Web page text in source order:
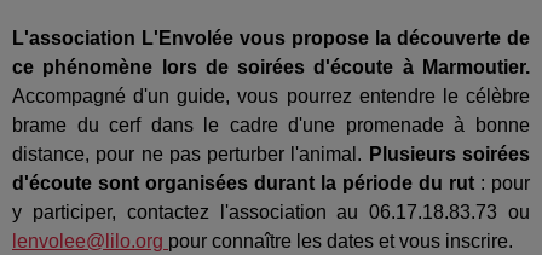
L'association L'Envolée vous propose la découverte de
ce phénomène lors de soirées d'écoute à Marmoutier.
Accompagné d'un guide, vous pourrez entendre le célèbre
brame du cerf dans le cadre d'une promenade à bonne
distance, pour ne pas perturber l'animal. Plusieurs soirées
d'écoute sont organisées durant la période du rut : pour
y participer, contactez l'association au 06.17.18.83.73 ou
lenvolee@lilo.org pour connaître les dates et vous inscrire.